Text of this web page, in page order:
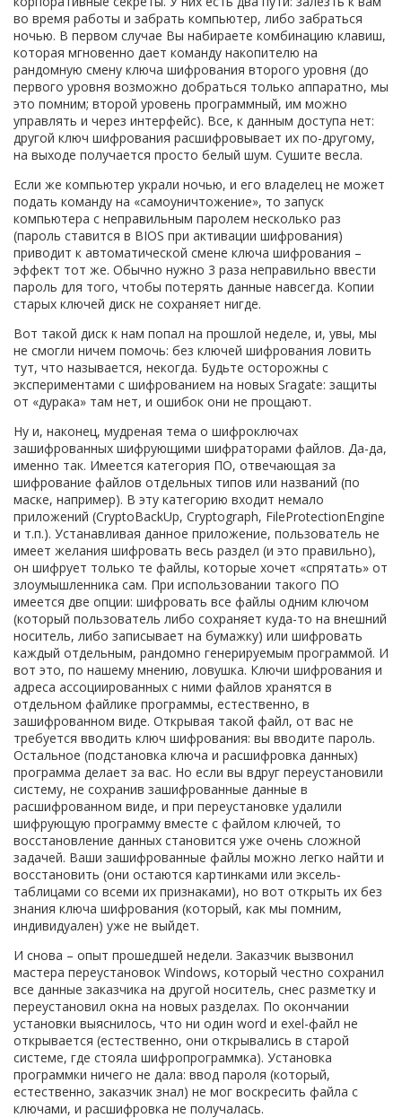
во время работы и забрать компьютер, либо забраться
ночью. В первом случае Вы набираете комбинацию клавиш,
которая мгновенно дает команду накопителю на
рандомную смену ключа шифрования второго уровня (до
первого уровня возможно добраться только аппаратно, мы
это помним; второй уровень программный, им можно
управлять и через интерфейс). Все, к данным доступа нет:
другой ключ шифрования расшифровывает их по-другому,
на выходе получается просто белый шум. Сушите весла.
Если же компьютер украли ночью, и его владелец не может
подать команду на «самоуничтожение», то запуск
компьютера с неправильным паролем несколько раз
(пароль ставится в BIOS при активации шифрования)
приводит к автоматической смене ключа шифрования –
эффект тот же. Обычно нужно 3 раза неправильно ввести
пароль для того, чтобы потерять данные навсегда. Копии
старых ключей диск не сохраняет нигде.
Вот такой диск к нам попал на прошлой неделе, и, увы, мы
не смогли ничем помочь: без ключей шифрования ловить
тут, что называется, некогда. Будьте осторожны с
экспериментами с шифрованием на новых Sragate: защиты
от «дурака» там нет, и ошибок они не прощают.
Ну и, наконец, мудреная тема о шифроключах
зашифрованных шифрующими шифраторами файлов. Да-да,
именно так. Имеется категория ПО, отвечающая за
шифрование файлов отдельных типов или названий (по
маске, например). В эту категорию входит немало
приложений (CryptoBackUp, Cryptograph, FileProtectionEngine
и т.п.). Устанавливая данное приложение, пользователь не
имеет желания шифровать весь раздел (и это правильно),
он шифрует только те файлы, которые хочет «спрятать» от
злоумышленника сам. При использовании такого ПО
имеется две опции: шифровать все файлы одним ключом
(который пользователь либо сохраняет куда-то на внешний
носитель, либо записывает на бумажку) или шифровать
каждый отдельным, рандомно генерируемым программой. И
вот это, по нашему мнению, ловушка. Ключи шифрования и
адреса ассоциированных с ними файлов хранятся в
отдельном файлике программы, естественно, в
зашифрованном виде. Открывая такой файл, от вас не
требуется вводить ключ шифрования: вы вводите пароль.
Остальное (подстановка ключа и расшифровка данных)
программа делает за вас. Но если вы вдруг переустановили
систему, не сохранив зашифрованные данные в
расшифрованном виде, и при переустановке удалили
шифрующую программу вместе с файлом ключей, то
восстановление данных становится уже очень сложной
задачей. Ваши зашифрованные файлы можно легко найти и
восстановить (они остаются картинками или эксель-
таблицами со всеми их признаками), но вот открыть их без
знания ключа шифрования (который, как мы помним,
индивидуален) уже не выйдет.
И снова – опыт прошедшей недели. Заказчик вызвонил
мастера переустановок Windows, который честно сохранил
все данные заказчика на другой носитель, снес разметку и
переустановил окна на новых разделах. По окончании
установки выяснилось, что ни один word и exel-файл не
открывается (естественно, они открывались в старой
системе, где стояла шифропрограммка). Установка
программки ничего не дала: ввод пароля (который,
естественно, заказчик знал) не мог воскресить файла с
ключами, и расшифровка не получалась.